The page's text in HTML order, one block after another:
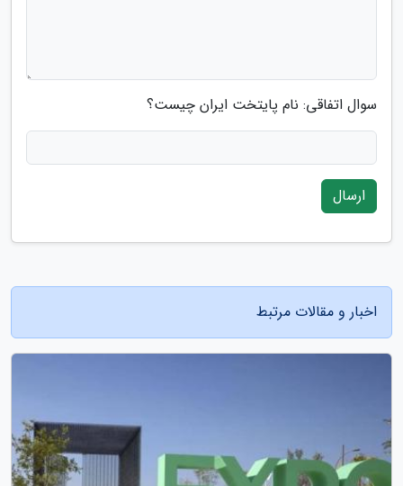
سوال اتفاقی: نام پایتخت ایران چیست؟
ارسال
اخبار و مقالات مرتبط